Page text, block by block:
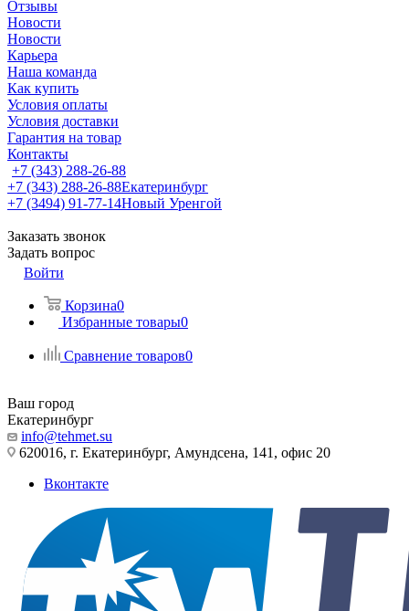
Отзывы
Новости
Новости
Карьера
Наша команда
Как купить
Условия оплаты
Условия доставки
Гарантия на товар
Контакты
+7 (343) 288-26-88
+7 (343) 288-26-88Екатеринбург
+7 (3494) 91-77-14Новый Уренгой
Заказать звонок
Задать вопрос
Войти
Корзина0
Избранные товары0
Сравнение товаров0
Ваш город
Екатеринбург
info@tehmet.su
620016, г. Екатеринбург, Амундсена, 141, офис 20
Вконтакте